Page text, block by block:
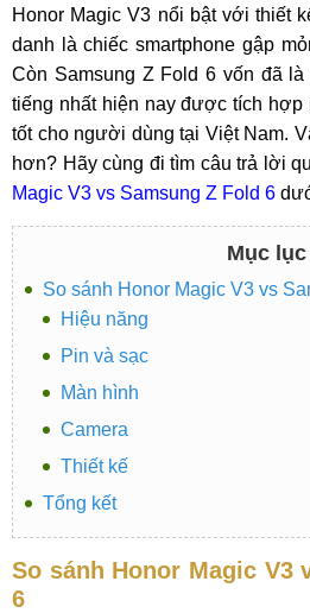
Honor Magic V3 nổi bật với thiết
danh là chiếc smartphone gập
Còn Samsung Z Fold 6 vốn đã
tiếng nhất hiện nay được tích hợp
tốt cho người dùng tại Việt Nam.
hơn? Hãy cùng đi tìm câu trả lời
Magic V3 vs Samsung Z Fold 6
Mục lục
So sánh Honor Magic V3 vs
Hiệu năng
Pin và sạc
Màn hình
Camera
Thiết kế
Tổng kết
So sánh Honor Magic V3
6